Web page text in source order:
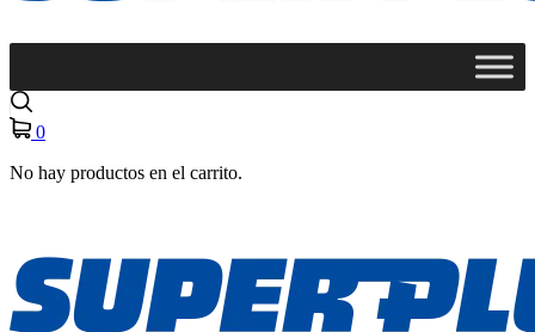
0
No hay productos en el carrito.